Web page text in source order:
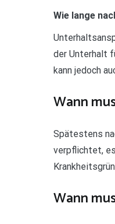
Wie lange
der Unterhalt
kann jedoch
Wann
Spätestens
verpflichtet,
Wann